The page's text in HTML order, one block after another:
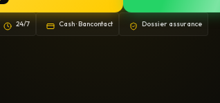
24/7 Cash · Bancontact Dossier assurance